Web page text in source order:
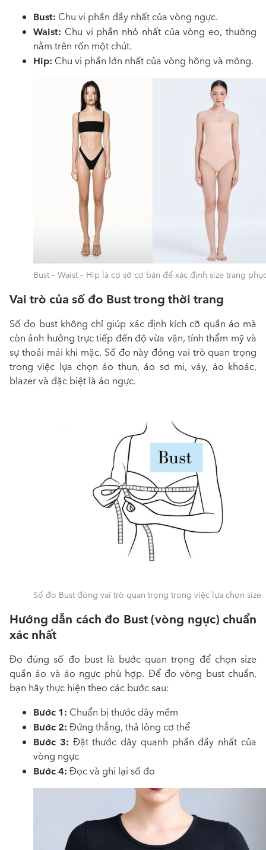
Bust: Chu vi phần đầy nhất của vòng ngực.
Waist: Chu vi phần nhỏ nhất của vòng eo, thường
nằm trên rốn một chút.
Hip: Chu vi phần lớn nhất của vòng hông và mông.
Bust – Waist – Hip là cơ sở cơ bản để xác định size trang
Vai trò của số đo Bust trong thời trang
Số đo bust không chỉ giúp xác định kích cỡ quần áo mà
còn ảnh hưởng trực tiếp đến độ vừa vặn, tính thẩm mỹ và
sự thoải mái khi mặc. Số đo này đóng vai trò quan trọng
trong việc lựa chọn áo thun, áo sơ mi, váy, áo khoác,
blazer và đặc biệt là áo ngực.
Số đo Bust đóng vai trò quan trọng trong việc lựa chọn size
Hướng dẫn cách đo Bust (vòng ngực) chuẩn
xác nhất
Đo đúng số đo bust là bước quan trọng để chọn size
quần áo và áo ngực phù hợp. Để đo vòng bust chuẩn,
bạn hãy thực hiện theo các bước sau:
Bước 1: Chuẩn bị thước dây mềm
Bước 2: Đứng thẳng, thả lỏng cơ thể
Bước 3: Đặt thước dây quanh phần đầy nhất của
vòng ngực
Bước 4: Đọc và ghi lại số đo